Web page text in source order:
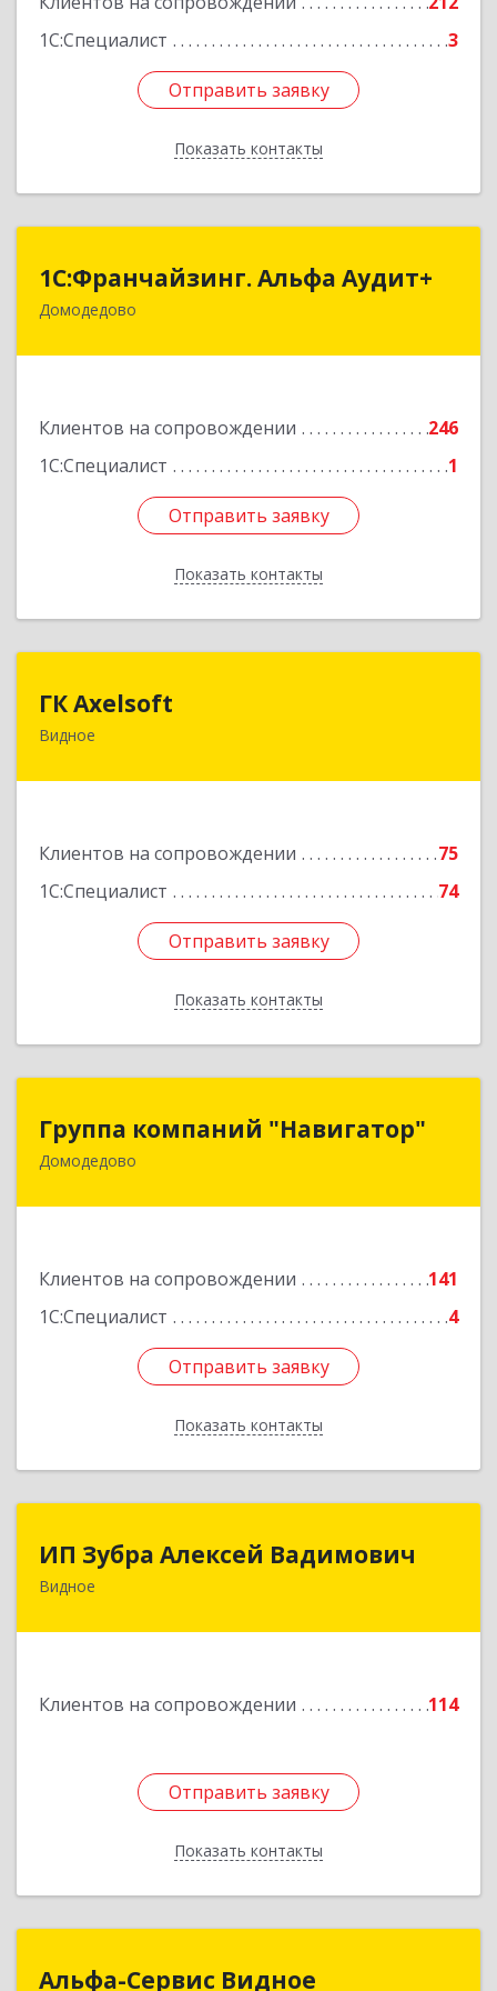
1С:Специалист
3
Отправить заявку
Показать контакты
Подробнее
Отправить заявку
Назад
1С:Франчайзинг. Альфа Аудит+
Домодедово
Клиентов на сопровождении
246
1С:Специалист
1
Отправить заявку
Показать контакты
1С:Франчайзинг. Альфа Аудит+
142001, Московская обл, Домодедово г,
Отправить заявку
Назад
ГК Axelsoft
Видное
Клиентов на сопровождении
75
1С:Специалист
74
Отправить заявку
Показать контакты
Отправить заявку
Назад
Группа компаний "Навигатор"
Домодедово
Клиентов на сопровождении
141
1С:Специалист
4
Отправить заявку
Показать контакты
Группа компаний "Навигатор"
142001, Московская обл, Домодедово г,
Отправить заявку
Назад
ИП Зубра Алексей Вадимович
Видное
Клиентов на сопровождении 114
Отправить заявку
Показать контакты
ИП Зубра Алексей Вадимович
Отправить заявку
Назад
Альфа-Сервис Видное